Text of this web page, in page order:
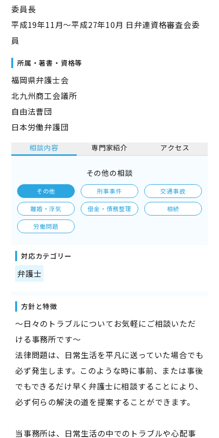
委員長
平成19年11月～平成27年10月 日弁連資格審査会委
員
所属・著書・資格等
福岡県弁護士会
北九州商工会議所
自由法曹団
日本労働弁護団
相談内容 専門家紹介 アクセス
その他の相談
その他 刑事事件 交通事故
離婚・浮気 借金・債務整理 相続
労働問題
対応カテゴリー
弁護士
方針と特徴
～日々のトラブルについてお気軽にご相談いただ
ける事務所です～
法律問題は、日常生活を平凡に送っていた場合でも
必ず発生します。このような時に事前、または事後
でもできるだけ早く弁護士に相談することにより、
必ず何らの解決の道を提案することができます。
当事務所は、日常生活の中でのトラブルや心配事